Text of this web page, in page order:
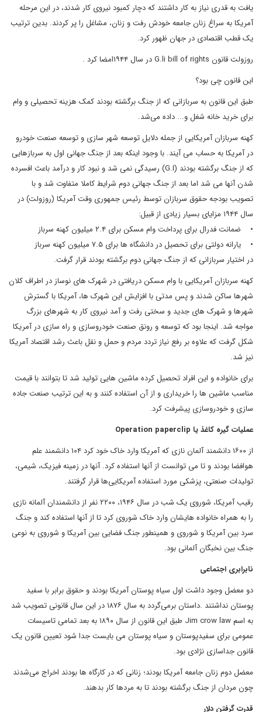
یافت به قدری نیاز به کار داشتند که دچار کمبود نیروی کار شدند، در این مرحله
آمریکا به سراغ زنان جامعه خودش رفت و زنان، مشاغل را پر کردند. بدین ترتیب
یک قطب اقتصادی در جهان ظهور کرد.
روزولت قانون G.li bill of rights در سال ۱۹۴۴امضا کرد .
این قانون چی بود؟
طبق این قانون به سربازانی که از جنگ برگشته بودند کمک هزینه تحصیلی و وام
برای خرید خانه شغل و... داده می‌شد.
کهنه سربازان آمریکایی از جمله دلایل توسعه شهر سازی و توسعه صنعت خودرو
در آمریکا به حساب می آیند. با وجود اینکه بعد از جنگ جهانی اول به سربازهایی
که از جنگ برگشته بودند (G.I) رسیدگی نمی شد و نبود کار و درآمد باعث افسرده
شدن آنها می شد اما بعد از جنگ جهانی دوم شرایط کاملا متفاوت شد و با
تصویب بودجه حقوق سربازان توسط رئیس جمهوری وقت آمریکا (روزولت) در
سال ۱۹۴۴ مزایای بسیار زیادی از قبیل:
• ضمانت فدرال برای پرداخت وام مسکن برای ۲.۴ میلیون کهنه سرباز
• یارانه دولتی برای تحصیل در دانشگاه ها برای ۷.۵ میلیون کهنه سرباز
در اختیار سربازانی که از جنگ جهانی دوم برگشته بودند قرار گرفت.
کهنه سربازان آمریکایی با وام مسکن دریافتی در شهرک های نوساز در اطراف کلان
شهرها ساکن شدند و پس مدتی با افزایش این شهرک ها، آمریکا با گسترش
شهرها و شهرک های جدید و سختی رفت و آمد نیروی کار به شهرهای بزرگ
مواجه شد. اینجا بود که توسعه و رونق صنعت خودروسازی و راه سازی در آمریکا
شکل گرفت که علاوه بر رفع نیاز تردد مردم و حمل و نقل باعث رشد اقتصاد آمریکا
نیز شد.
برای خانواده و این افراد تحصیل کرده ماشین هایی تولید شد تا بتوانند با قیمت
مناسب ماشین ها را خریداری و از آن استفاده کنند و به این ترتیب صنعت جاده
سازی و خودروسازی پیشرفت کرد.
عملیات گیره کاغذ یا Operation paperclip
از ۱۶۰۰ دانشمند آلمان نازی که آمریکا وارد خاک خود کرد ۱۰۴ دانشمند علم
هوافضا بودند و تا می توانست از آنها استفاده کرد. آنها در زمینه فیزیک، شیمی،
تولیدات صنعتی، پزشکی مورد استفاده آمریکایی‌ها قرار گرفتند.
رقیب آمریکا، شوروی یک شب در سال ۱۹۴۶، ۲۲۰۰ نفر از دانشمندان آلمانه نازی
را به همراه خانواده هایشان وارد خاک شوروی کرد تا از آنها استفاده کند و جنگ
سرد بین آمریکا و شوروی و همینطور جنگ فضایی بین آمریکا و شوروی به نوعی
جنگ بین نخبگان آلمانی بود.
نابرابری اجتماعی
دو معضل وجود داشت اول سیاه پوستان آمریکا بودند و حقوق برابر با سفید
پوستان نداشتند .داستان برمی‌گردد به سال ۱۸۷۶ در این سال قانونی تصویب شد
به اسم Jim crow law طبق این قانون از سال ۱۸۹۰ به بعد تمامی تاسیسات
عمومی برای سفیدپوستان و سیاه پوستان می بایست جدا شود تعیین قانون یک
قانون جداسازی نژادی بود.
معضل دوم زنان جامعه‌ آمریکا بودند؛ زنانی که در کارگاه‌ ها بودند اخراج می‌شدند
چون مردان از جنگ برگشته بودند تا به مردها کار بدهند.
قدرت گرفتن دلار